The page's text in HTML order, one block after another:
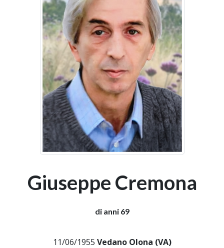
Giuseppe Cremona
di anni 69
11/06/1955 Vedano Olona (VA)